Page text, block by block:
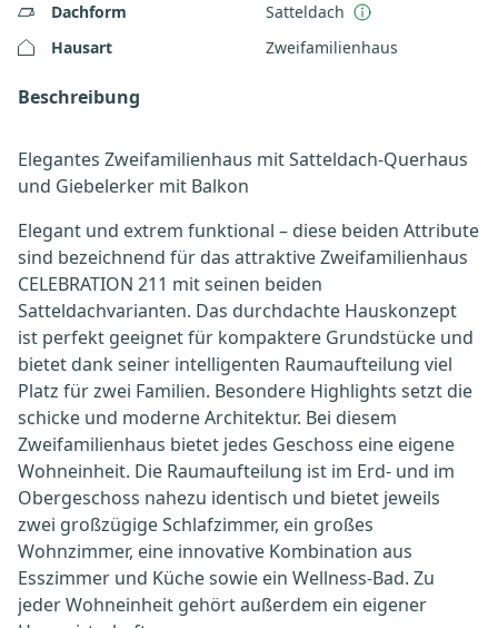
Dachform
Satteldach
Hausart
Zweifamilienhaus
Beschreibung
Elegantes Zweifamilienhaus mit Satteldach-Querhaus
und Giebelerker mit Balkon
Elegant und extrem funktional – diese beiden Attribute
sind bezeichnend für das attraktive Zweifamilienhaus
CELEBRATION 211 mit seinen beiden
Satteldachvarianten. Das durchdachte Hauskonzept
ist perfekt geeignet für kompaktere Grundstücke und
bietet dank seiner intelligenten Raumaufteilung viel
Platz für zwei Familien. Besondere Highlights setzt die
schicke und moderne Architektur. Bei diesem
Zweifamilienhaus bietet jedes Geschoss eine eigene
Wohneinheit. Die Raumaufteilung ist im Erd- und im
Obergeschoss nahezu identisch und bietet jeweils
zwei großzügige Schlafzimmer, ein großes
Wohnzimmer, eine innovative Kombination aus
Esszimmer und Küche sowie ein Wellness-Bad. Zu
jeder Wohneinheit gehört außerdem ein eigener